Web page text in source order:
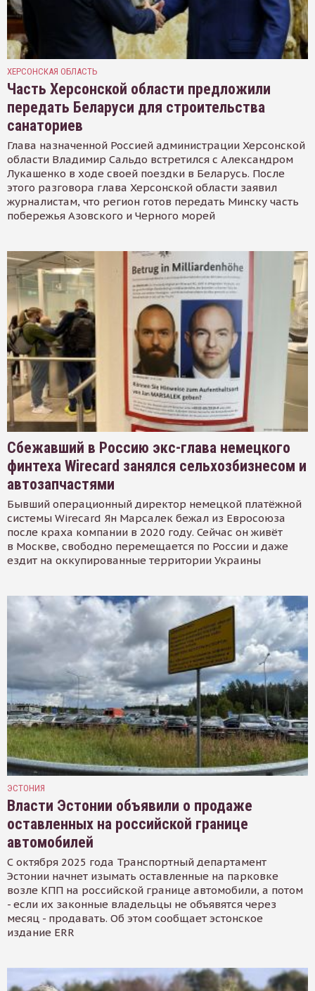
ХЕРСОНСКАЯ ОБЛАСТЬ
Часть Херсонской области предложили
передать Беларуси для строительства
санаториев
Глава назначенной Россией администрации Херсонской
области Владимир Сальдо встретился с Александром
Лукашенко в ходе своей поездки в Беларусь. После
этого разговора глава Херсонской области заявил
журналистам, что регион готов передать Минску часть
побережья Азовского и Черного морей
Сбежавший в Россию экс-глава немецкого
финтеха Wirecard занялся сельхозбизнесом и
автозапчастями
Бывший операционный директор немецкой платёжной
системы Wirecard Ян Марсалек бежал из Евросоюза
после краха компании в 2020 году. Сейчас он живёт
в Москве, свободно перемещается по России и даже
ездит на оккупированные территории Украины
ЭСТОНИЯ
Власти Эстонии объявили о продаже
оставленных на российской границе
автомобилей
С октября 2025 года Транспортный департамент
Эстонии начнет изымать оставленные на парковке
возле КПП на российской границе автомобили, а потом
- если их законные владельцы не объявятся через
месяц - продавать. Об этом сообщает эстонское
издание ERR